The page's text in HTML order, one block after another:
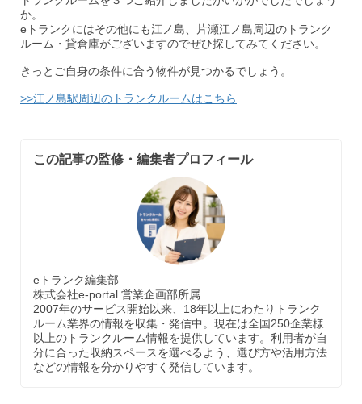
か。
eトランクにはその他にも江ノ島、片瀬江ノ島周辺のトランク
ルーム・貸倉庫がございますのでぜひ探してみてください。
きっとご自身の条件に合う物件が見つかるでしょう。
>>江ノ島駅周辺のトランクルームはこちら
この記事の監修・編集者プロフィール
eトランク編集部
株式会社e-portal 営業企画部所属
2007年のサービス開始以来、18年以上にわたりトランク
ルーム業界の情報を収集・発信中。現在は全国250企業様
以上のトランクルーム情報を提供しています。利用者が自
分に合った収納スペースを選べるよう、選び方や活用方法
などの情報を分かりやすく発信しています。